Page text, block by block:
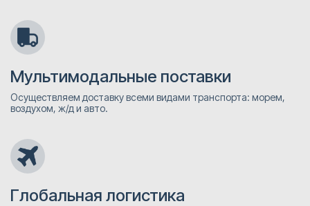
Мультимодальные поставки
Осуществляем доставку всеми видами транспорта: морем,
воздухом, ж/д и авто.
Глобальная логистика